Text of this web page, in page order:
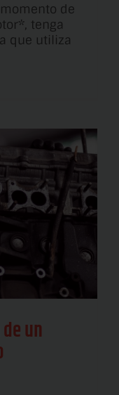
de
tenga
que utiliza
un